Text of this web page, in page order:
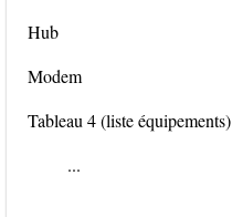
Hub
Modem
Tableau 4 (liste équipements)
...